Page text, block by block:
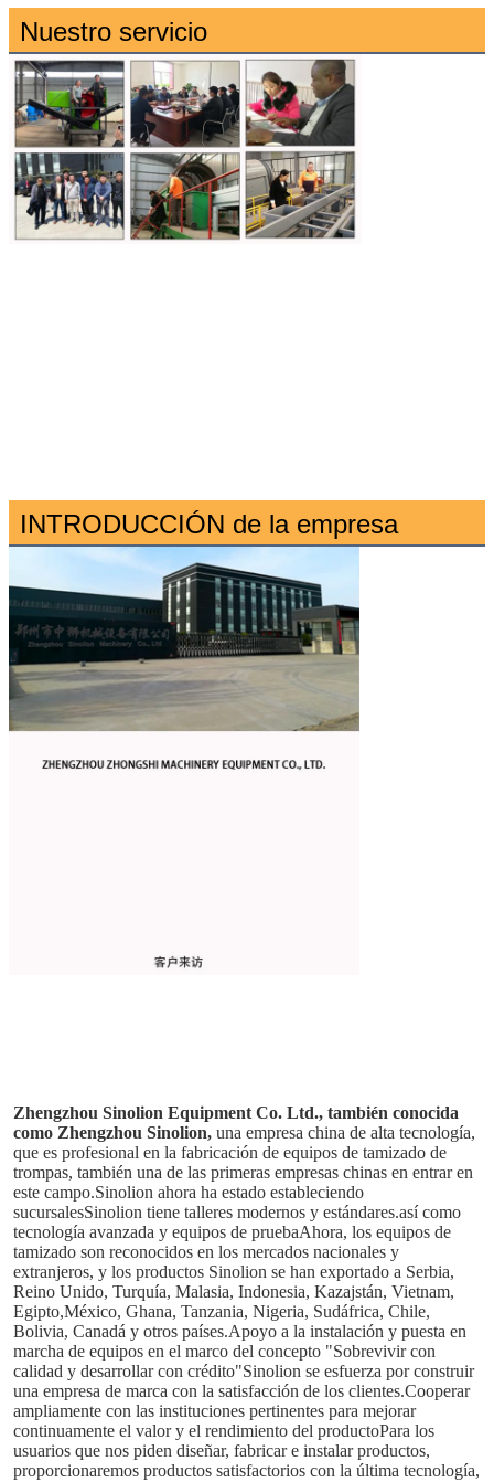
Nuestro servicio
INTRODUCCIÓN de la empresa
Zhengzhou Sinolion Equipment Co. Ltd., también conocida
como Zhengzhou Sinolion, una empresa china de alta tecnología,
que es profesional en la fabricación de equipos de tamizado de
trompas, también una de las primeras empresas chinas en entrar en
este campo.Sinolion ahora ha estado estableciendo
sucursalesSinolion tiene talleres modernos y estándares.así como
tecnología avanzada y equipos de pruebaAhora, los equipos de
tamizado son reconocidos en los mercados nacionales y
extranjeros, y los productos Sinolion se han exportado a Serbia,
Reino Unido, Turquía, Malasia, Indonesia, Kazajstán, Vietnam,
Egipto,México, Ghana, Tanzania, Nigeria, Sudáfrica, Chile,
Bolivia, Canadá y otros países.Apoyo a la instalación y puesta en
marcha de equipos en el marco del concepto "Sobrevivir con
calidad y desarrollar con crédito"Sinolion se esfuerza por construir
una empresa de marca con la satisfacción de los clientes.Cooperar
ampliamente con las instituciones pertinentes para mejorar
continuamente el valor y el rendimiento del productoPara los
usuarios que nos piden diseñar, fabricar e instalar productos,
proporcionaremos productos satisfactorios con la última tecnología,